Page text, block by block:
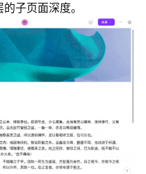
子页面深度。